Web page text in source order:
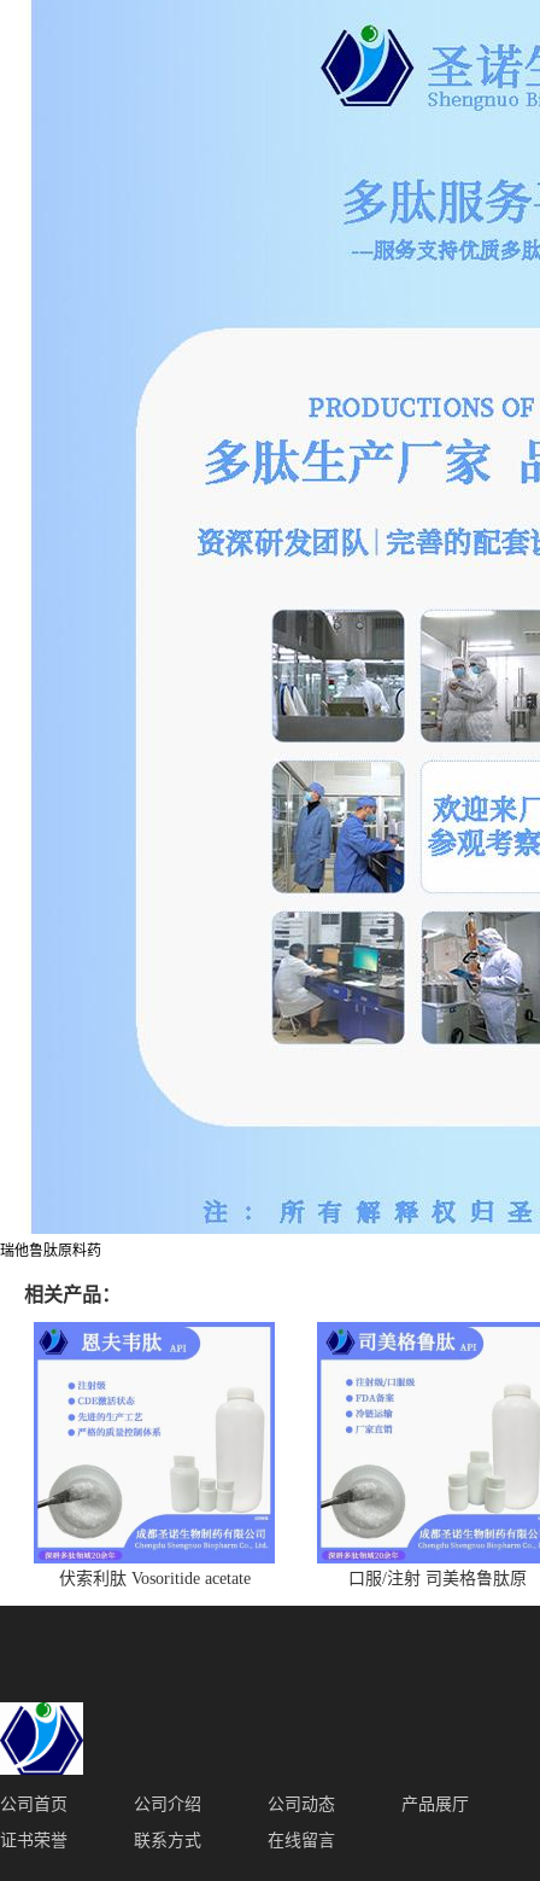
瑞他鲁肽原料药
相关产品：
伏索利肽 Vosoritide acetate
1480724-61-5
口服/注射 司美格鲁肽原
料|Semaglutide
公司首页 公司介绍 公司动态
产品展厅
证书荣誉
联系方式 在线留言